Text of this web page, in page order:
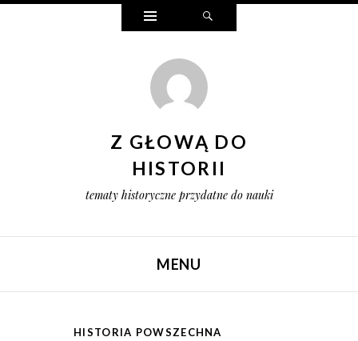
Widgets
Z GŁOWĄ DO
HISTORII
tematy historyczne przydatne do nauki
MENU
HISTORIA POWSZECHNA